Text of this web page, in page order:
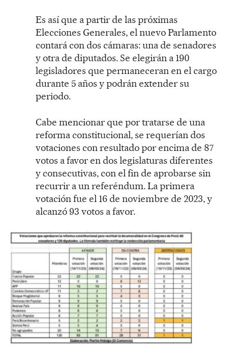
Es así que a partir de las próximas
Elecciones Generales, el nuevo Parlamento
contará con dos cámaras: una de senadores
y otra de diputados. Se elegirán a 190
legisladores que permaneceran en el cargo
durante 5 años y podrán extender su
periodo.
Cabe mencionar que por tratarse de una
reforma constitucional, se requerían dos
votaciones con resultado por encima de 87
votos a favor en dos legislaturas diferentes
y consecutivas, con el fin de aprobarse sin
recurrir a un referéndum. La primera
votación fue el 16 de noviembre de 2023, y
alcanzó 93 votos a favor.